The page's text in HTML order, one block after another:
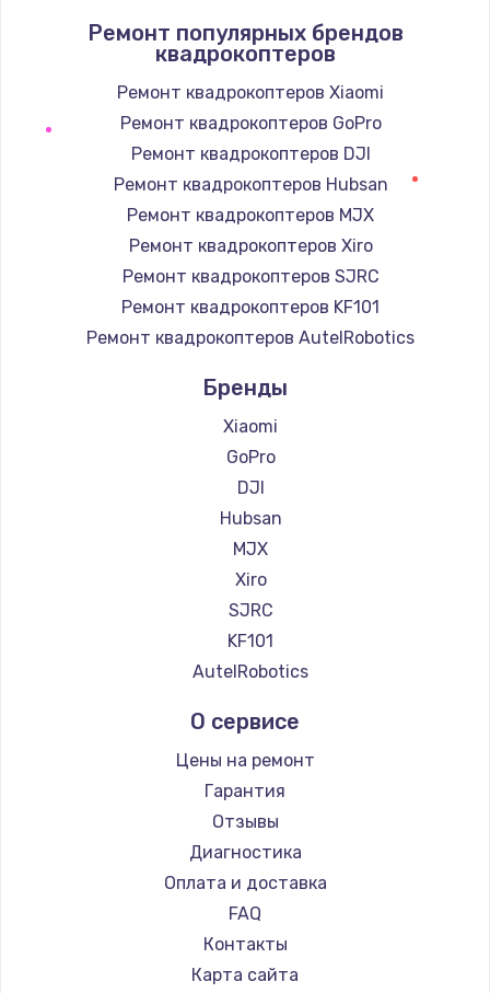
Заказать
Замена / ремонт электронного модуля
управления
600 руб.
Заказать
Замена конфорки
1100 руб.
Заказать
900 руб.
Заказать
Замена регулятора режимов конфорки
900 руб.
Заказать
Замена сенсорного датчика
1300 руб.
Заказать
Замена сигнальной лампы
1200 руб.
Заказать
Замена системной платы
1500 руб.
Заказать
Замена температурного датчика
Ремонт популярных брендов
квадрокоптеров
Ремонт квадрокоптеров Xiaomi
Ремонт квадрокоптеров GoPro
Ремонт квадрокоптеров DJI
Ремонт квадрокоптеров Hubsan
Ремонт квадрокоптеров MJX
Ремонт квадрокоптеров Xiro
Ремонт квадрокоптеров SJRC
Ремонт квадрокоптеров KF101
Ремонт квадрокоптеров AutelRobotics
Бренды
Xiaomi
GoPro
DJI
Hubsan
MJX
Xiro
SJRC
KF101
AutelRobotics
О сервисе
Цены на ремонт
Гарантия
Отзывы
Диагностика
Оплата и доставка
FAQ
Контакты
Карта сайта